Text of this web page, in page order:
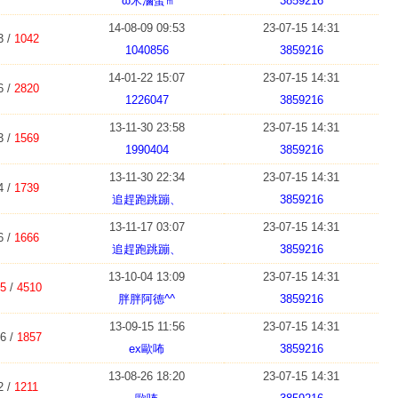
/ 1042
14-08-09 09:53
1040856
23-07-15 14:31
3859216
/ 2820
14-01-22 15:07
1226047
23-07-15 14:31
3859216
/ 1569
13-11-30 23:58
1990404
23-07-15 14:31
3859216
/ 1739
13-11-30 22:34
追趕跑跳蹦、
23-07-15 14:31
3859216
/ 1666
13-11-17 03:07
追趕跑跳蹦、
23-07-15 14:31
3859216
/ 4510
13-10-04 13:09
胖胖阿德^^
23-07-15 14:31
3859216
/ 1857
13-09-15 11:56
ex歐咘
23-07-15 14:31
3859216
/ 1211
13-08-26 18:20
23-07-15 14:31